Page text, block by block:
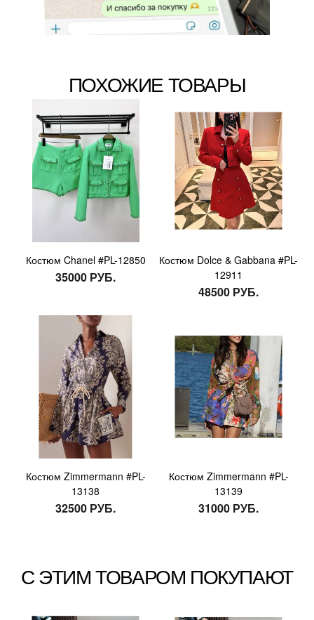
ПОХОЖИЕ ТОВАРЫ
Костюм Chanel #PL-12850
35000 РУБ.
Костюм Dolce & Gabbana #PL-
12911
48500 РУБ.
Костюм Zimmermann #PL-
13138
32500 РУБ.
Костюм Zimmermann #PL-
13139
31000 РУБ.
С ЭТИМ ТОВАРОМ ПОКУПАЮТ